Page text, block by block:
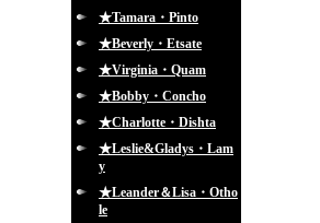
★Tamara・Pinto
★Beverly・Etsate
★Virginia・Quam
★Bobby・Concho
★Charlotte・Dishta
★Leslie&Gladys・Lam
y
★Leander＆Lisa・Otho
le